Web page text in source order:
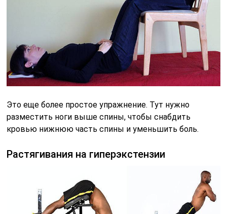
Упражнения на гиперэкстензии помогут укрепить
чтобы оно образовало прямую линию с ногами и
задержитесь в таком положении на 15-30 секунд.
Можно также выполнять это упражнение в динамике.
Растяжка бёдер